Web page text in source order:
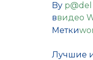
By p@del
ввидео
Метки
Лучшие